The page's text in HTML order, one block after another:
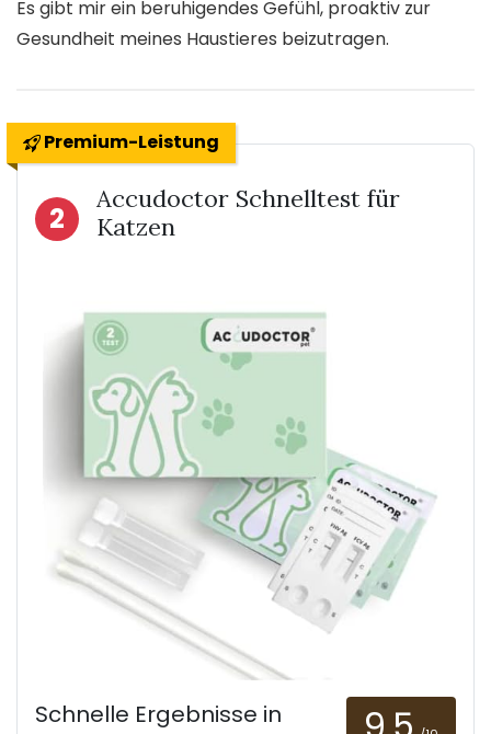
Es gibt mir ein beruhigendes Gefühl, proaktiv zur
Gesundheit meines Haustieres beizutragen.
Premium-Leistung
2
Accudoctor Schnelltest für
Katzen
Schnelle Ergebnisse in